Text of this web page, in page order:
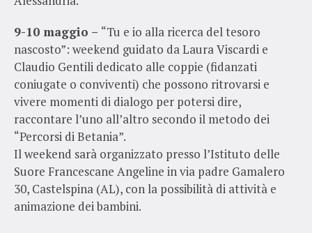
9-10 maggio – “Tu e io alla ricerca del tesoro
nascosto”: weekend guidato da Laura Viscardi e
Claudio Gentili dedicato alle coppie (fidanzati
coniugate o conviventi) che possono ritrovarsi e
vivere momenti di dialogo per potersi dire,
raccontare l’uno all’altro secondo il metodo dei
“Percorsi di Betania”.
Il weekend sarà organizzato presso l’Istituto delle
Suore Francescane Angeline in via padre Gamalero
30, Castelspina (AL), con la possibilità di attività e
animazione dei bambini.